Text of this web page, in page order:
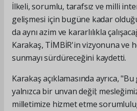
İlkeli, sorumlu, tarafsız ve milli
gelişmesi için bugüne kadar
da aynı azim ve kararlılıkla
Karakaş, TİMBİR'in vizyonuna ve
sunmayı sürdüreceğini kaydetti.
Karakaş açıklamasında ayrıca,
yalnızca bir unvan değil;
milletimize hizmet etme